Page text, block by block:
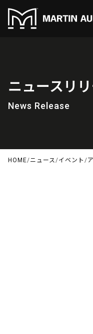
ニュースリ
News Release
HOME/ニュース/イベント /